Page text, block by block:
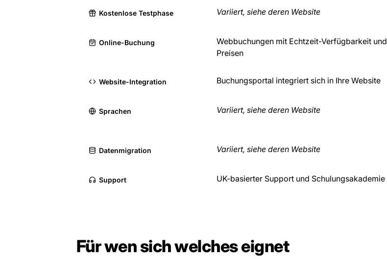
Kostenlose Testphase Variiert, siehe deren Website
Online-Buchung
Webbuchungen mit Echtzeit-Verfügbarkeit und
Preisen
Website-Integration Buchungsportal integriert sich in Ihre Website
Sprachen Variiert, siehe deren Website
Datenmigration Variiert, siehe deren Website
Support UK-basierter Support und Schulungsakademie
Für wen sich welches eignet